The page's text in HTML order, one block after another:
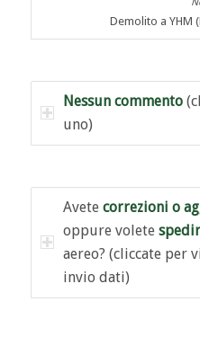
Demolito a YHM
Nessun commento
uno)
Avete correzioni o
oppure volete
aereo? (cliccate per
invio dati)